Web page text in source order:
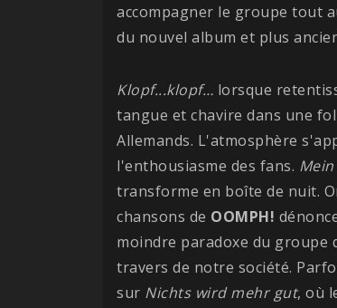
accompagner le groupe tout
du nouvel album et plus
Klopf...klopf… lorsque
tangue et chavire dans une
Allemands. L'atmosphère
l'enthousiasme des fans.
transforme en boîte de nuit.
chansons de OOMPH!
moindre paradoxe du groupe
travers de notre société.
sur Nichts wird mehr gut, où